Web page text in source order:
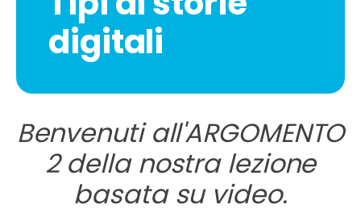
digitali
Benvenuti all'ARGOMENTO
2 della nostra lezione
basata su video.